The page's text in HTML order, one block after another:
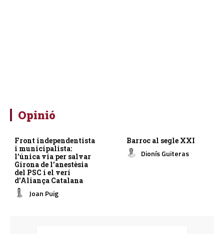
Opinió
Front independentista
i municipalista:
l’única via per salvar
Girona de l’anestèsia
del PSC i el verí
d’Aliança Catalana
Joan Puig
Barroc al segle XXI
Dionís Guiteras